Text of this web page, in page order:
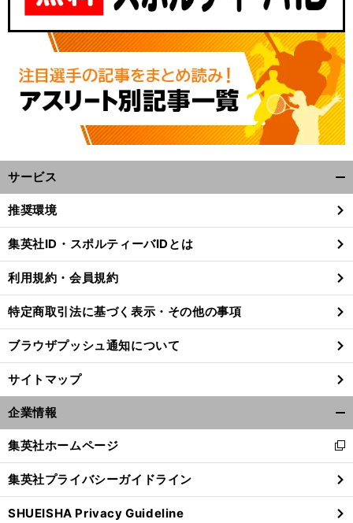
サービス
閉
る
推奨環境
集英社ID・スポルティーバIDとは
利用規約・会員規約
特定商取引法に基づく表示・その他の事項
ブラウザプッシュ通知について
サイトマップ
企業情報
閉
る
集英社ホームページ
新
し
い
ウ
ィ
集英社プライバシーガイドライン
SHUEISHA Privacy Guideline